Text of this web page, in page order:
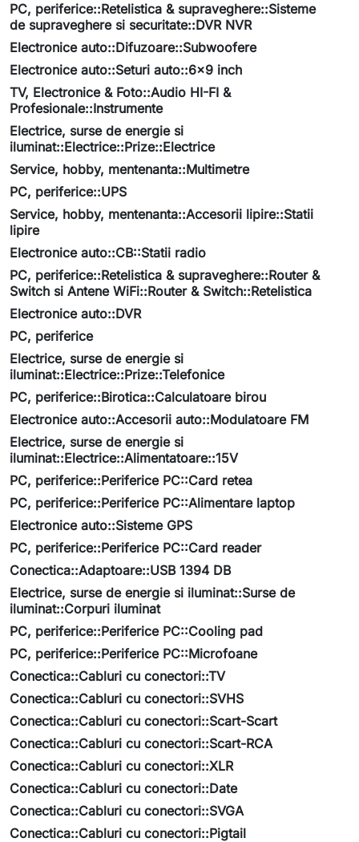
PC, periferice::Retelistica & supraveghere::Sisteme
de supraveghere si securitate::DVR NVR
Electronice auto::Difuzoare::Subwoofere
Electronice auto::Seturi auto::6x9 inch
TV, Electronice & Foto::Audio HI-FI &
Profesionale::Instrumente
Electrice, surse de energie si
iluminat::Electrice::Prize::Electrice
Service, hobby, mentenanta::Multimetre
PC, periferice::UPS
Service, hobby, mentenanta::Accesorii lipire::Statii
lipire
Electronice auto::CB::Statii radio
PC, periferice::Retelistica & supraveghere::Router &
Switch si Antene WiFi::Router & Switch::Retelistica
Electronice auto::DVR
PC, periferice
Electrice, surse de energie si
iluminat::Electrice::Prize::Telefonice
PC, periferice::Birotica::Calculatoare birou
Electronice auto::Accesorii auto::Modulatoare FM
Electrice, surse de energie si
iluminat::Electrice::Alimentatoare::15V
PC, periferice::Periferice PC::Card retea
PC, periferice::Periferice PC::Alimentare laptop
Electronice auto::Sisteme GPS
PC, periferice::Periferice PC::Card reader
Conectica::Adaptoare::USB 1394 DB
Electrice, surse de energie si iluminat::Surse de
iluminat::Corpuri iluminat
PC, periferice::Periferice PC::Cooling pad
PC, periferice::Periferice PC::Microfoane
Conectica::Cabluri cu conectori::TV
Conectica::Cabluri cu conectori::SVHS
Conectica::Cabluri cu conectori::Scart-Scart
Conectica::Cabluri cu conectori::Scart-RCA
Conectica::Cabluri cu conectori::XLR
Conectica::Cabluri cu conectori::Date
Conectica::Cabluri cu conectori::SVGA
Conectica::Cabluri cu conectori::Pigtail